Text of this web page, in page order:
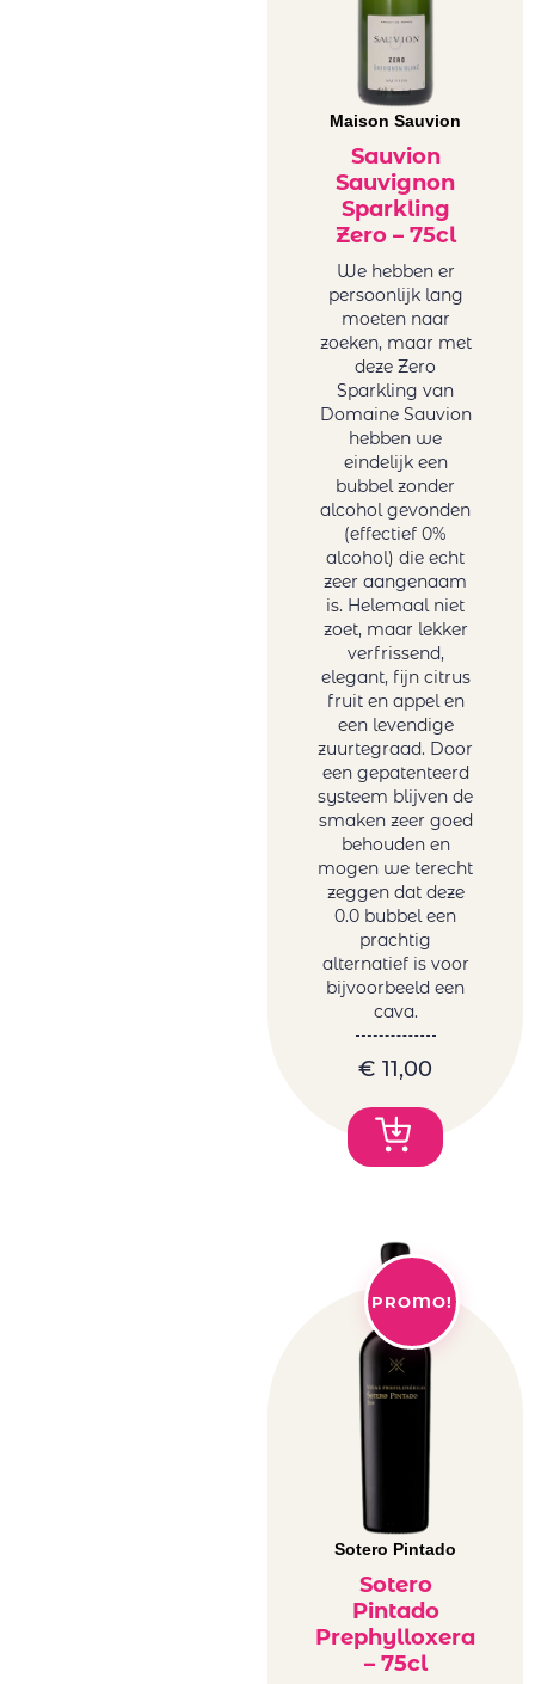
Maison Sauvion
Sauvion
Sauvignon
Sparkling
Zero – 75cl
We hebben er
persoonlijk lang
moeten naar
zoeken, maar met
deze Zero
Sparkling van
Domaine Sauvion
hebben we
eindelijk een
bubbel zonder
alcohol gevonden
(effectief 0%
alcohol) die echt
zeer aangenaam
is. Helemaal niet
zoet, maar lekker
verfrissend,
elegant, fijn citrus
fruit en appel en
een levendige
zuurtegraad. Door
een gepatenteerd
systeem blijven de
smaken zeer goed
behouden en
mogen we terecht
zeggen dat deze
0.0 bubbel een
prachtig
alternatief is voor
bijvoorbeeld een
cava.
€ 11,00
PROMO!
Sotero Pintado
Sotero
Pintado
Prephylloxera
– 75cl